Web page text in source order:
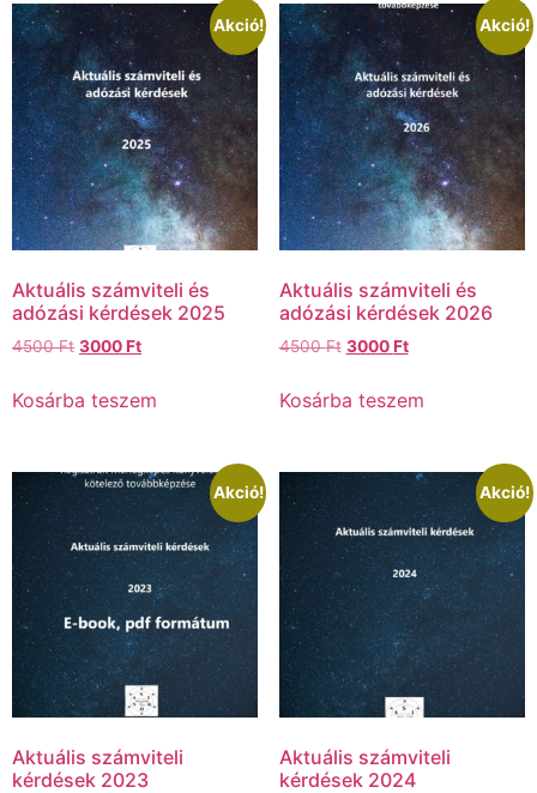
Akció!
Aktuális számviteli és
adózási kérdések 2025
4500Ft 3000Ft
Kosárba teszem
Akció!
Aktuális számviteli és
adózási kérdések 2026
4500Ft 3000Ft
Kosárba teszem
Akció!
Aktuális számviteli
kérdések 2023
Akció!
Aktuális számviteli
kérdések 2024